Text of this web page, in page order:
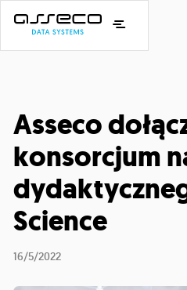
Asseco
konsorcjum
Science
16/5/2022